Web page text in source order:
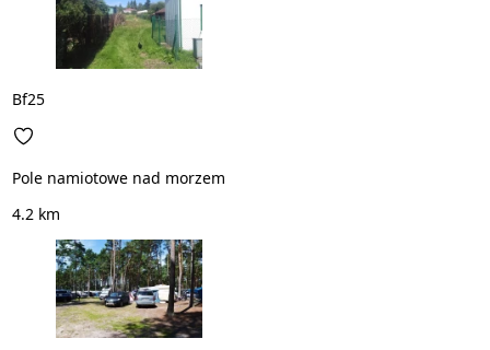
Bf25
Pole namiotowe nad morzem
4.2 km